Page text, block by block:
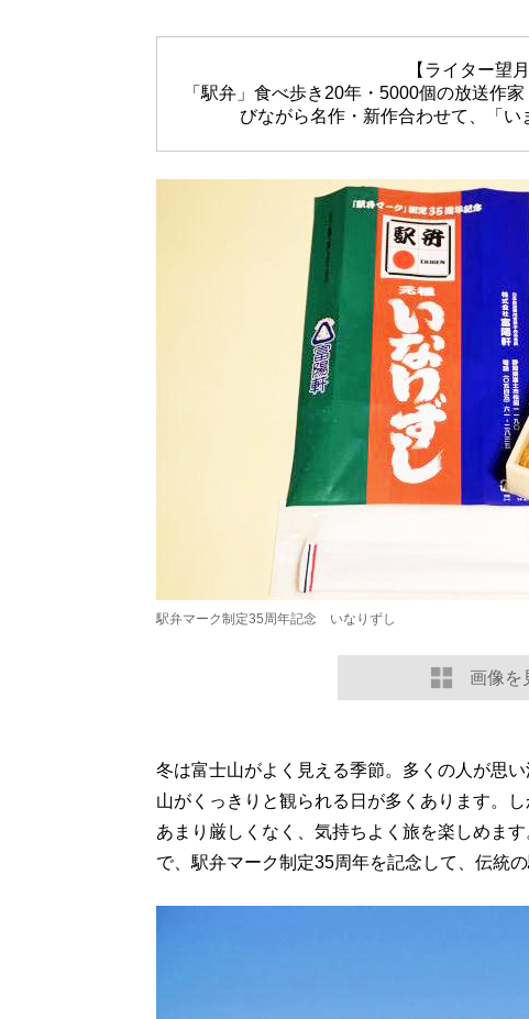
【ライター望
「駅弁」食べ歩き20年・5000個の放送作
びながら名作・新作合わせて、「い
画像を
駅弁マーク制定35周年記念 いなりずし
冬は富士山がよく見える季節。多くの人が思
山がくっきりと観られる日が多くあります。
あまり厳しくなく、気持ちよく旅を楽しめま
で、駅弁マーク制定35周年を記念して、伝統